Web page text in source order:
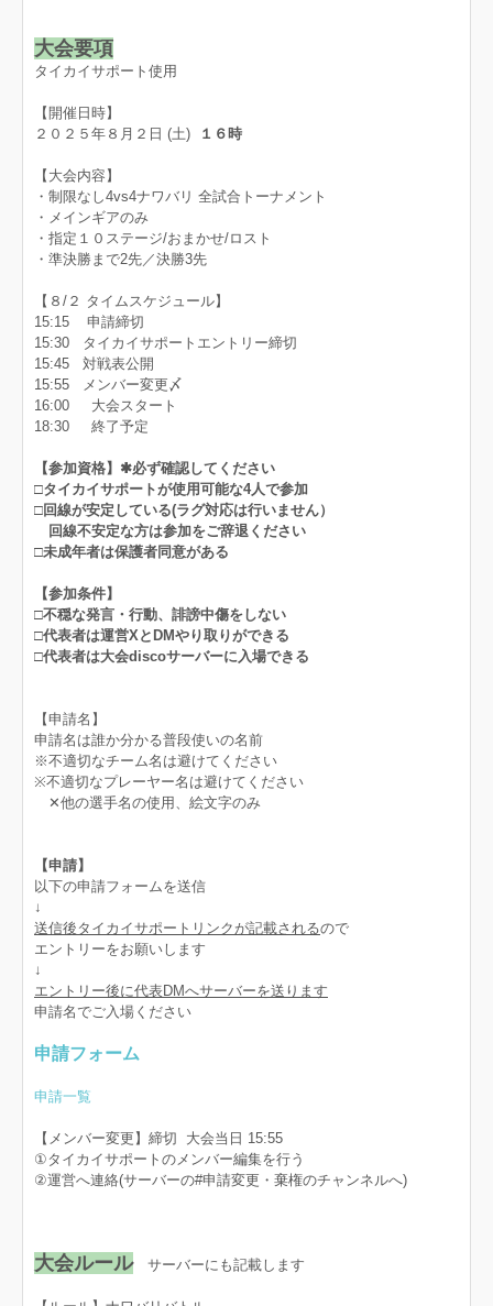
大会要項
タイカイサポート使用
【開催日時】
２０２５年８月２日 (土)
１６時
【大会内容】
・制限なし4vs4ナワバリ 全試合トーナメント
・メインギアのみ
・指定１０ステージ/おまかせ/ロスト
・準決勝まで2先／決勝3先
【８/２ タイムスケジュール】
15:15 申請締切
15:30 タイカイサポートエントリー締切
15:45 対戦表公開
15:55 メンバー変更〆
16:00 大会スタート
18:30 終了予定
【参加資格】✱必ず確認してください
□タイカイサポートが使用可能な4人で参加
□回線が安定している(ラグ対応は行いません）
回線不安定な方は参加をご辞退ください
□未成年者は保護者同意がある
【参加条件】
□不穏な発言・行動、誹謗中傷をしない
□代表者は運営XとDMやり取りができる
□代表者は大会discoサーバーに入場できる
【申請名】
申請名は誰か分かる普段使いの名前
※不適切なチーム名は避けてください
※不適切なプレーヤー名は避けてください
✕他の選手名の使用、絵文字のみ
【申請】
以下の申請フォームを送信
↓
送信後タイカイサポートリンクが記載されるので
エントリーをお願いします
↓
エントリー後に代表DMへサーバーを送ります
申請名でご入場ください
申請フォーム
申請一覧
【メンバー変更】締切 大会当日 15:55
①タイカイサポートのメンバー編集を行う
②運営へ連絡(サーバーの#申請変更・棄権のチャンネルへ)
大会ルールサーバーにも記載します